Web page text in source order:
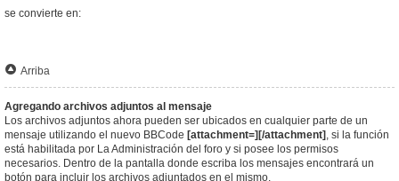
se convierte en:
Arriba
Agregando archivos adjuntos al mensaje
Los archivos adjuntos ahora pueden ser ubicados en cualquier parte de un
mensaje utilizando el nuevo BBCode [attachment=][/attachment] , si la función
está habilitada por La Administración del foro y si posee los permisos
necesarios. Dentro de la pantalla donde escriba los mensajes encontrará un
botón para incluir los archivos adjuntados en el mismo.